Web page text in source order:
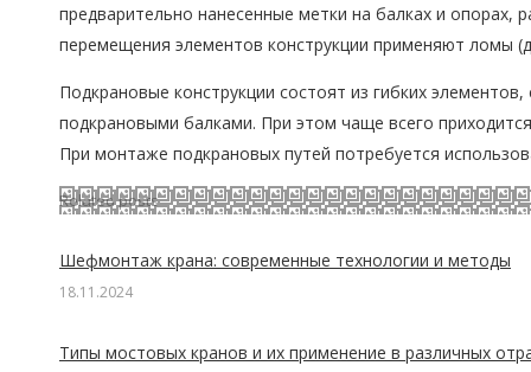
предварительно нанесенные метки на балках и
перемещения элементов конструкции применяют ломы
Подкрановые конструкции состоят из гибких
подкрановыми балками. При этом чаще всего
При монтаже подкрановых путей потребуется
Related posts
Шефмонтаж крана: современные технологии и методы
18.11.2024
Типы мостовых кранов и их применение в различных